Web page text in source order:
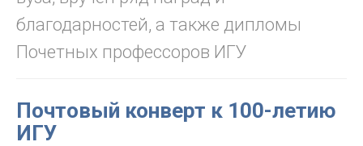
благодарностей, а также дипломы
Почетных профессоров ИГУ
Почтовый конверт к 100-летию
ИГУ